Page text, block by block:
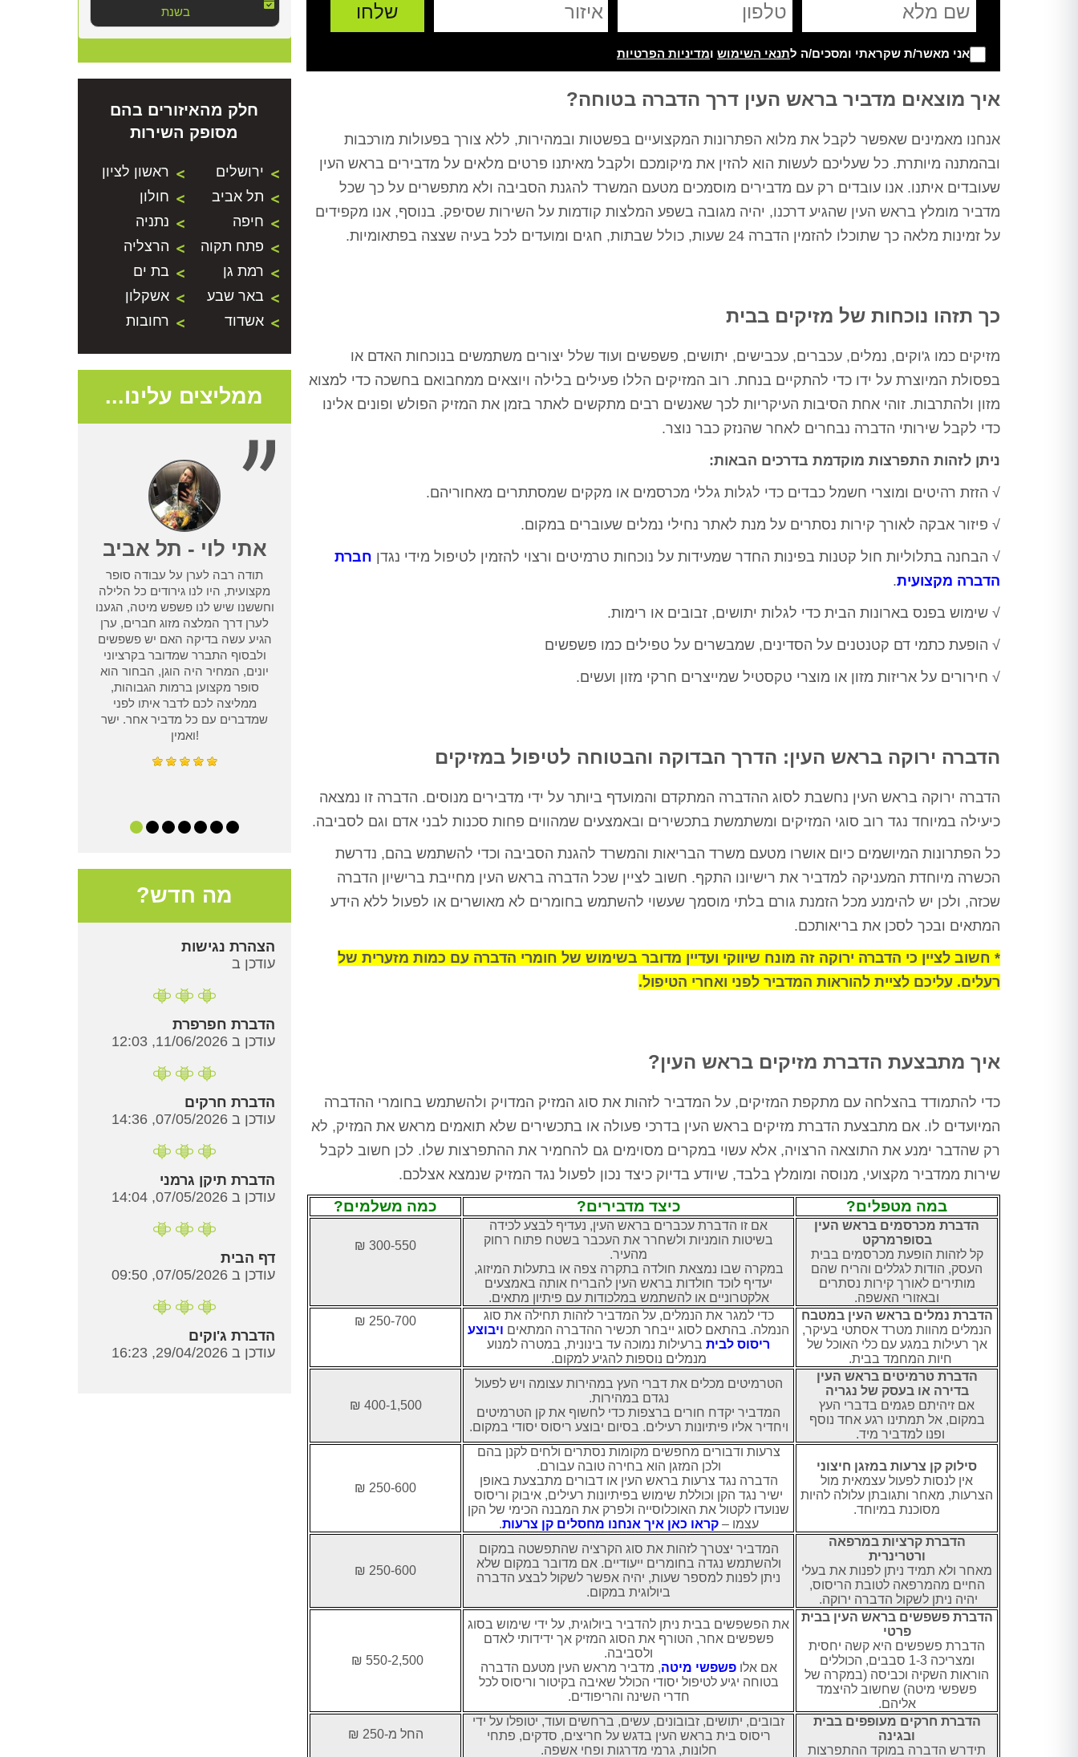
אני מאשר/ת שקראתי ומסכים/ה לתנאי השימוש ומדיניות הפרטיות
איך מוצאים מדביר בראש העין דרך הדברה בטוחה?
אנחנו מאמינים שאפשר לקבל את מלוא הפתרונות המקצועיים בפשטות ובמהירות, ללא צורך בפעולות מורכבות
ובהמתנה מיותרת. כל שעליכם לעשות הוא להזין את מיקומכם ולקבל מאיתנו פרטים מלאים על מדבירים בראש העין
שעובדים איתנו. אנו עובדים רק עם מדבירים מוסמכים מטעם המשרד להגנת הסביבה ולא מתפשרים על כך שכל
מדביר מומלץ בראש העין שהגיע דרכנו, יהיה מגובה בשפע המלצות קודמות על השירות שסיפק. בנוסף, אנו מקפידים
על זמינות מלאה כך שתוכלו להזמין הדברה 24 שעות, כולל שבתות, חגים ומועדים לכל בעיה שצצה בפתאומיות.
כך תזהו נוכחות של מזיקים בבית
מזיקים כמו ג'וקים, נמלים, עכברים, עכבישים, יתושים, פשפשים ועוד שלל יצורים משתמשים בנוכחות האדם או
בפסולת המיוצרת על ידו כדי להתקיים בנחת. רוב המזיקים הללו פעילים בלילה ויוצאים ממחבואם בחשכה כדי למצוא
מזון ולהתרבות. זוהי אחת הסיבות העיקריות לכך שאנשים רבים מתקשים לאתר בזמן את המזיק הפולש ופונים אלינו
כדי לקבל שירותי הדברה נבחרים לאחר שהנזק כבר נוצר.
ניתן לזהות התפרצות מוקדמת בדרכים הבאות:
√ הזזת רהיטים ומוצרי חשמל כבדים כדי לגלות גללי מכרסמים או מקקים שמסתתרים מאחוריהם.
√ פיזור אבקה לאורך קירות נסתרים על מנת לאתר נחילי נמלים שעוברים במקום.
√ הבחנה בתלוליות חול קטנות בפינות החדר שמעידות על נוכחות טרמיטים ורצוי להזמין לטיפול מידי נגדן חברת
הדברה מקצועית.
√ שימוש בפנס בארונות הבית כדי לגלות יתושים, זבובים או רימות.
√ הופעת כתמי דם קטנטנים על הסדינים, שמבשרים על טפילים כמו פשפשים
√ חירורים על אריזות מזון או מוצרי טקסטיל שמייצרים חרקי מזון ועשים.
הדברה ירוקה בראש העין: הדרך הבדוקה והבטוחה לטיפול במזיקים
הדברה ירוקה בראש העין נחשבת לסוג ההדברה המתקדם והמועדף ביותר על ידי מדבירים מנוסים. הדברה זו נמצאה
כיעילה במיוחד נגד רוב סוגי המזיקים ומשתמשת בתכשירים ובאמצעים שמהווים פחות סכנות לבני אדם וגם לסביבה.
כל הפתרונות המיושמים כיום אושרו מטעם משרד הבריאות והמשרד להגנת הסביבה וכדי להשתמש בהם, נדרשת
הכשרה מיוחדת המעניקה למדביר את רישיונו התקף. חשוב לציין שכל הדברה בראש העין מחייבת ברישיון הדברה
שכזה, ולכן יש להימנע מכל הזמנת גורם בלתי מוסמך שעשוי להשתמש בחומרים לא מאושרים או לפעול ללא הידע
המתאים ובכך לסכן את בריאותכם.
* חשוב לציין כי הדברה ירוקה זה מונח שיווקי ועדיין מדובר בשימוש של חומרי הדברה עם כמות מזערית של
רעלים. עליכם לציית להוראות המדביר לפני ואחרי הטיפול.
איך מתבצעת הדברת מזיקים בראש העין?
כדי להתמודד בהצלחה עם מתקפת המזיקים, על המדביר לזהות את סוג המזיק המדויק ולהשתמש בחומרי ההדברה
המיועדים לו. אם מתבצעת הדברת מזיקים בראש העין בדרכי פעולה או בתכשירים שלא תואמים מראש את המזיק, לא
רק שהדבר ימנע את התוצאה הרצויה, אלא עשוי במקרים מסוימים גם להחמיר את ההתפרצות שלו. לכן חשוב לקבל
שירות ממדביר מקצועי, מנוסה ומומלץ בלבד, שיודע בדיוק כיצד נכון לפעול נגד המזיק שנמצא אצלכם.
במה מטפלים? כיצד מדבירים? כמה משלמים?
הדברת מכרסמים בראש העין
בסופרמרקט
קל לזהות הופעת מכרסמים בבית
העסק, הודות לגללים והריח שהם
מותירים לאורך קירות נסתרים
ובאזורי האשפה.
אם זו הדברת עכברים בראש העין, נעדיף לבצע לכידה
בשיטות הומניות ולשחרר את העכבר בשטח פתוח רחוק
מהעיר.
במקרה שבו נמצאת חולדה בתקרה צפה או בתעלות המיזוג,
יעדיף לוכד חולדות בראש העין להבריח אותה באמצעים
אלקטרוניים או להשתמש במלכודות עם פיתיון מתאים.
300-550 ₪
הדברת נמלים בראש העין במטבח
הנמלים מהוות מטרד אסתטי בעיקר,
אך רעילות במגע עם כלי האוכל של
חיות המחמד בבית.
כדי למגר את הנמלים, על המדביר לזהות תחילה את סוג
הנמלה. בהתאם לסוג ייבחר תכשיר ההדברה המתאים ויבוצע
ריסוס לבית ברעילות נמוכה עד בינונית, במטרה למנוע
מנמלים נוספות להגיע למקום.
250-700 ₪
הדברת טרמיטים בראש העין
בדירה או בעסק של נגריה
אם זיהיתם פגמים בדברי העץ
במקום, אל תמתינו רגע אחד נוסף
ופנו למדביר מיד.
הטרמיטים מכלים את דברי העץ במהירות עצומה ויש לפעול
נגדם במהירות.
המדביר יקדח חורים ברצפות כדי לחשוף את קן הטרמיטים
ויחדיר אליו פיתיונות רעילים. בסיום יבוצע ריסוס יסודי במקום.
400-1,500 ₪
סילוק קן צרעות במזגן חיצוני
אין לנסות לפעול עצמאית מול
הצרעות, מאחר ותגובתן עלולה להיות
מסוכנת במיוחד.
צרעות ודבורים מחפשים מקומות נסתרים ולחים לקנן בהם
ולכן המזגן הוא בחירה טובה עבורם.
הדברה נגד צרעות בראש העין או דבורים מתבצעת באופן
ישיר נגד הקן וכוללת שימוש בפיתיונות רעילים, איבוק וריסוס
שנועדו לקטול את האוכלוסייה ולפרק את המבנה הכימי של הקן
עצמו –קראו כאן איך אנחנו מחסלים קן צרעות.
250-600 ₪
הדברת קרציות במרפאה
ורטרינרית
מאחר ולא תמיד ניתן לפנות את בעלי
החיים מהמרפאה לטובת הריסוס,
יהיה ניתן לשקול הדברה ירוקה.
המדביר יצטרך לזהות את סוג הקרציה שהתפשטה במקום
ולהשתמש נגדה בחומרים ייעודיים. אם מדובר במקום שלא
ניתן לפנות למספר שעות, יהיה אפשר לשקול לבצע הדברה
ביולוגית במקום.
250-600 ₪
הדברת פשפשים בראש העין בבית
פרטי
הדברת פשפשים היא קשה יחסית
ומצריכה 1-3 סבבים, הכוללים
הוראות השקיה וכביסה (במקרה של
פשפשי מיטה) שחשוב להיצמד
אליהם.
את הפשפשים בבית ניתן להדביר ביולוגית, על ידי שימוש בסוג
פשפשים אחר, הטורף את הסוג המזיק אך ידידותי לאדם
ולסביבה.
אם אלופשפשי מיטה, מדביר מראש העין מטעם הדברה
בטוחה יגיע לטיפול יסודי הכולל שאיבה בקיטור וריסוס לכל
חדרי השינה והריפודים.
550-2,500 ₪
הדברת חרקים מעופפים בבית
ובגינה
תידרש הדברה במוקד ההתפרצות
זבובים, יתושים, זבובונים, עשים, ברחשים ועוד, יטופלו על ידי
ריסוס בית בראש העין בדגש על חריצים, סדקים, פתחי
חלונות, גרמי מדרגות ופחי אשפה.
החל מ-250 ₪
בשנת
חלק מהאיזורים בהם
מסופק השירות
ירושלים
ראשון לציון
תל אביב
חולון
חיפה
נתניה
פתח תקוה
הרצליה
רמת גן
בת ים
באר שבע
אשקלון
אשדוד
רחובות
ממליצים עלינו...
אתי לוי - תל אביב
תודה רבה לערן על עבודה סופר
מקצועית, היו לנו גירודים כל הלילה
וחששנו שיש לנו פשפש מיטה, הגענו
לערן דרך המלצה מזוג חברים, ערן
הגיע עשה בדיקה האם יש פשפשים
ולבסוף התברר שמדובר בקרציוני
יונים, המחיר היה הוגן, הבחור הוא
סופר מקצוען ברמות הגבוהות,
ממליצה לכם לדבר איתו לפני
שמדברים עם כל מדביר אחר. ישר
ואמין!
מיטל ג'אן - נתניה רועי כהן - הרצליה
עבודה ואין ג'וקים ונמלים כל השנה,
מקצועי.
יובל דהן - ירושלים
כרגע כבר חודש עבר ואין נמלים
וג'וקים נראה שעשה עבודה מעולה
תודה רבה
ורד מועלם - בת ים
חיפשנו מישהו שיטפל לנו בבעיית
מדבירים שלא הצליחו לפתור את
הגענו לערן לאחר המלצות רבות, אין
ספק שמדובר באיש מקצוע משכמו
ומעלה, הגיע קודם כל לעשות בדיקה
ורק לאחר מכן ביצע הדברה
חולדה שמחכה בחדר אשפה, פשוט
הציל אותנו אין מילה אחרת
הבאה
מה חדש?
הצהרת נגישות
עודכן ב
הדברת חפרפרת
עודכן ב 11/06/2026, 12:03
הדברת חרקים
עודכן ב 07/05/2026, 14:36
הדברת תיקן גרמני
עודכן ב 07/05/2026, 14:04
דף הבית
עודכן ב 07/05/2026, 09:50
הדברת ג'וקים
עודכן ב 29/04/2026, 16:23